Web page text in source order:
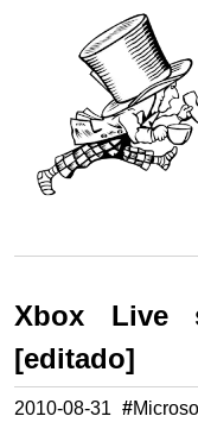
Xbox Live
[editado]
2010-08-31 #